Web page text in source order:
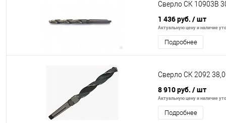
Сверло СК 10903В
1 436 руб. / шт
Актуальную цену и наличие
Подробнее
Сверло СК 2092
8 910 руб. / шт
Актуальную цену и наличие
Подробнее